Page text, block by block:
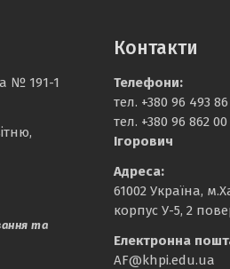
№ 191-1
та
Контакти
Телефони:
тел. +380 96 493
тел. +380 96 862
Ігорович
Адреса:
61002 Україна,
корпус У-5, 2
Електронна
AF@khpi.edu.ua